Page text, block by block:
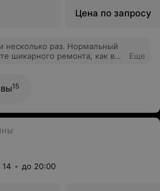
Цена по запросу
несколько раз. Нормальный
шикарного ремонта, как в
Врачи внимательные,
чисто все и аккуратно, цена
мне этого достаточно. и нет
и очередей, как в
Еще
15
до 20:00